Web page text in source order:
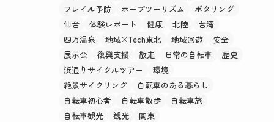
フレイル予防
ホープツーリズム
ポタリング
仙台
体験レポート 健康 北陸
台湾
四万温泉
地域×Tech東北 地域回遊
安全
展示会
復興支援 散走 日常の自転車
歴史
浜通りサイクルツアー
環境
絶景サイクリング
自転車のある暮らし
自転車初心者
自転車散歩
自転車旅
自転車観光
観光 関東